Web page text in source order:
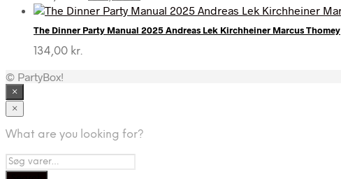
oprindelige
var:
aktuelle
er:
The Dinner Party Manual 2025 Andreas Lek Kirchheiner Marcus Thomey
134,00 kr.
© PartyBox!
×
×
What are you looking for?